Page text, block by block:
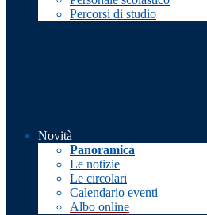
Percorsi di studio
Novità
Panoramica
Le notizie
Le circolari
Calendario eventi
Albo online